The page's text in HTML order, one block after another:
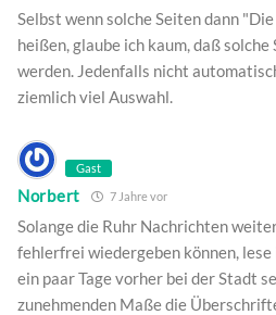
Selbst wenn solche Seiten dann
heißen, glaube ich kaum, daß
werden. Jedenfalls nicht
ziemlich viel Auswahl.
Gast
Norbert 7 Jahre vor
Solange die Ruhr Nachrichten
fehlerfrei wiedergeben können,
ein paar Tage vorher bei der Stadt
zunehmenden Maße die